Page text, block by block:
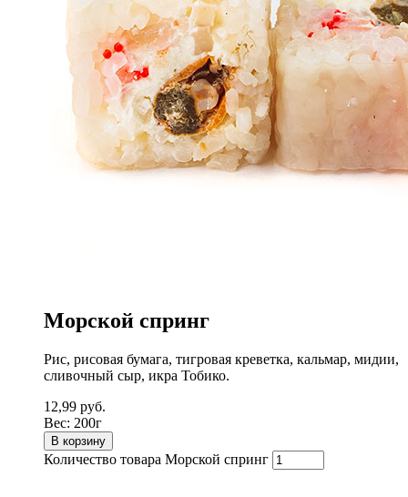
Морской спринг
Рис, рисовая бумага, тигровая креветка, кальмар, мидии,
сливочный сыр, икра Тобико.
12,99 руб.
Вес: 200г
В корзину
Количество товара Морской спринг